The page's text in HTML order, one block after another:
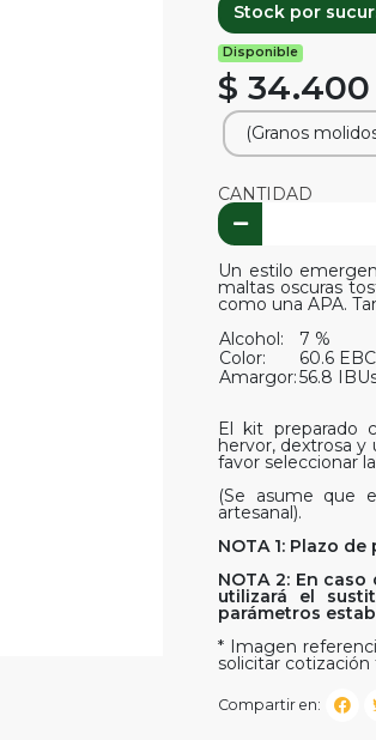
Stock por
Disponible
$ 34.400
(Granos
CANTIDAD
Un estilo
maltas oscuras
como una APA.
Alcohol:
7 %
Color:
60.6 EBC
Amargor:56.8
El kit preparado
hervor, dextrosa y
favor seleccionar
(Se asume que
artesanal).
NOTA 1: Plazo
NOTA 2: En
utilizará el
parámetros
* Imagen
solicitar cotización
Compartir en: